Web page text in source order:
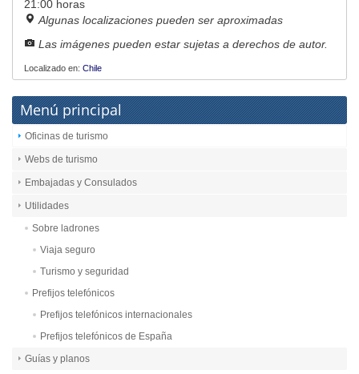
21:00 horas
Algunas localizaciones pueden ser aproximadas
Las imágenes pueden estar sujetas a derechos de autor.
Localizado en: Chile
Menú principal
Oficinas de turismo
Webs de turismo
Embajadas y Consulados
Utilidades
Sobre ladrones
Viaja seguro
Turismo y seguridad
Prefijos telefónicos
Prefijos telefónicos internacionales
Prefijos telefónicos de España
Guías y planos